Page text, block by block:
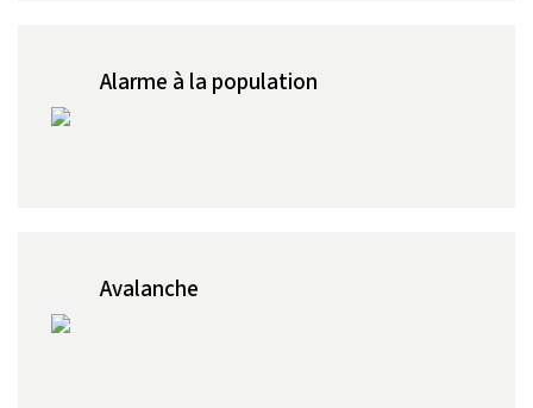
Alarme à la population
Avalanche